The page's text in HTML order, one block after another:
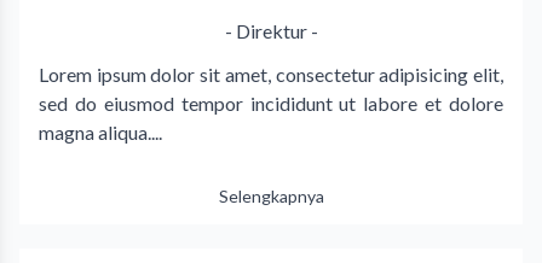
- Direktur -
Lorem ipsum dolor sit amet, consectetur adipisicing elit,
sed do eiusmod tempor incididunt ut labore et dolore
magna aliqua....
Selengkapnya